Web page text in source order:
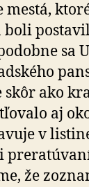
mestá,
boli
sa
skôr ako
aj
v
že